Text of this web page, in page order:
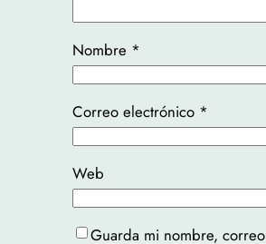
Nombre *
Correo electrónico *
Web
Guarda mi nombre, correo